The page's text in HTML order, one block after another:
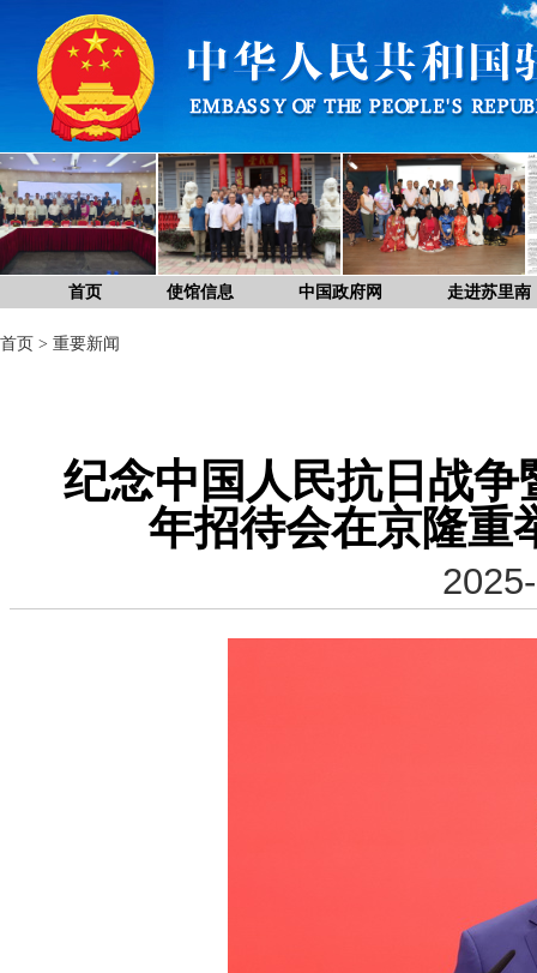
首页 使馆信息 中国政府网 走进苏里南
首页 > 重要新闻
纪念中国人民抗日战
年招待会在京隆重